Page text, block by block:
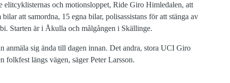
och motionsloppet, Ride Giro Himledalen, att
att samordna, 15 egna bilar, polisassistans för att stänga av
Starten är i Åkulla och målgången i Skällinge.
sig ända till dagen innan. Det andra, stora UCI Giro
folkfest längs vägen, säger Peter Larsson.